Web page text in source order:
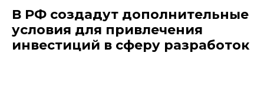
В РФ создадут дополнительные
условия для привлечения
инвестиций в сферу разработок